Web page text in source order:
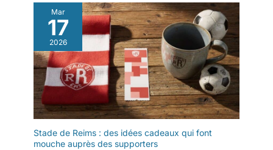
Mar
17
2026
Stade de Reims : des idées cadeaux qui font
mouche auprès des supporters